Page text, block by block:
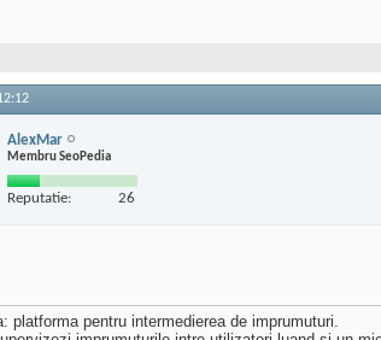
AlexMar
Membru SeoPedia
Reputatie: 26
platforma pentru intermedierea de imprumuturi.